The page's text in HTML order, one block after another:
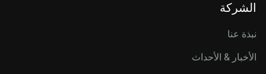
الشركة
نبذة عنا
الأخبار & الأحداث